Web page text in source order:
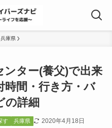
兵庫県
ンター(養父)で出来
時間・行き方・バ
の詳細
す 兵庫県 2020年4月18日